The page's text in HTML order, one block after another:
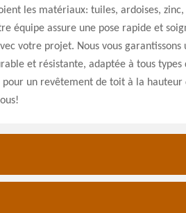
les matériaux: tuiles, ardoises,
équipe assure une pose rapide et
votre projet. Nous vous garantissons
et résistante, adaptée à tous types
pour un revêtement de toit à la hauteur